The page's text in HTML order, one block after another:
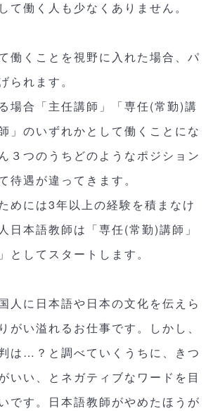
て働く人も少なくありません。
働くことを視野に入れた場合、パ
られます。
場合「主任講師」「専任(常勤)講
」のいずれかとして働くことにな
３つのうちどのようなポジション
待遇が違ってきます。
めには3年以上の経験を積まなけ
日本語教師は「専任(常勤)講師」
としてスタートします。
人に日本語や日本の文化を伝えら
がい溢れるお仕事です。しかし、
は…？と調べていくうちに、きつ
いい、とネガティブなワードを目
です。日本語教師がやめたほうが